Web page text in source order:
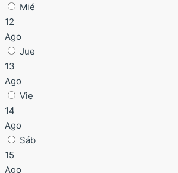
Mié
12
Ago
Jue
13
Ago
Vie
14
Ago
Sáb
15
Ago